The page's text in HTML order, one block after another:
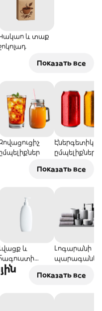
և տաք
Показать все
Էներգետիկ
ըմպելիքներ
Показать все
և
Լոգարանի
պարագաներ
Показать все